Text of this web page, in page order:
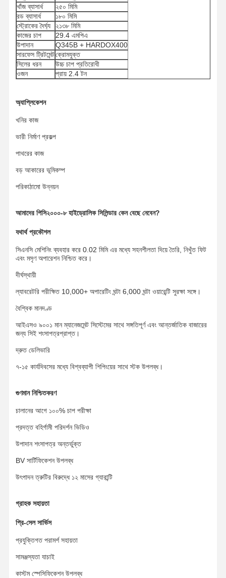
আমাদের সম্পর্কে কারখানা ভ্রমণ মান নিয়ন্ত্রণ
ক্যারিয়ার রোলার
ফ্রন্ট আইডলার
চেইন স্প্রোক্ট
ট্র্যাক চেইন
ট্র্যাক জুতো প্যাড
ট্র্যাক সমন্বয়কারী
ট্র্যাক বোল্ট
এক্সক্যাভারের বালতি
ট্র্যাক পিন চাপুন
Slewing বিয়ারিং
খাঁজ ব্যাসার্ধ
২৫০ মিমি
রড ব্যাসার্ধ
১৮০ মিমি
স্ট্রোকের দৈর্ঘ্য
২১৩৮ মিমি
কাজের চাপ
29.4 এমপিএ
উপাদান
Q345B + HARDOX400
সারফেস ট্রিটমেন্টক্রোমযুক্ত
সিলের ধরন
উচ্চ চাপ প্রতিরোধী
ওজন
প্রায় 2.4 টন
অ্যাপ্লিকেশন
খনির কাজ
ভারী নির্মাণ প্রকল্প
পাথরের কাজ
বড় আকারের ভূমিকম্প
পরিকাঠামো উন্নয়ন
আমাদের পিসি২০০০-৮ হাইড্রোলিক সিলিন্ডার কেন বেছে নেবেন?
যথার্থ প্রকৌশল
সিএনসি মেশিনিং ব্যবহার করে 0.02 মিমি এর মধ্যে সহনশীলতা দিয়ে তৈরি, নিখুঁত ফিট
এবং মসৃণ অপারেশন নিশ্চিত করে।
দীর্ঘস্থায়ী
ল্যাবরেটরি পরীক্ষিত 10,000+ অপারেটিং ঘন্টা 6,000 ঘন্টা ওয়ারেন্টি সুরক্ষা সঙ্গে।
বৈশ্বিক মানদণ্ড
আইএসও ৯০০১ মান ম্যানেজমেন্ট সিস্টেমের সাথে সঙ্গতিপূর্ণ এবং আন্তর্জাতিক বাজারের
জন্য সিই শংসাপত্রপ্রাপ্ত।
দ্রুত ডেলিভারি
৭-১৫ কার্যদিবসের মধ্যে বিশ্বব্যাপী শিপিংয়ের সাথে স্টক উপলব্ধ।
গুণমান নিশ্চিতকরণ
চালানের আগে ১০০% চাপ পরীক্ষা
প্রদত্ত বহির্গামী পরিদর্শন ভিডিও
উপাদান শংসাপত্র অন্তর্ভুক্ত
BV সার্টিফিকেশন উপলব্ধ
উৎপাদন ত্রুটির বিরুদ্ধে ১২ মাসের গ্যারান্টি
গ্রাহক সহায়তা
প্রি-সেল সার্ভিস
প্রযুক্তিগত পরামর্শ সহায়তা
সামঞ্জস্যতা যাচাই
কাস্টম স্পেসিফিকেশন উপলব্ধ